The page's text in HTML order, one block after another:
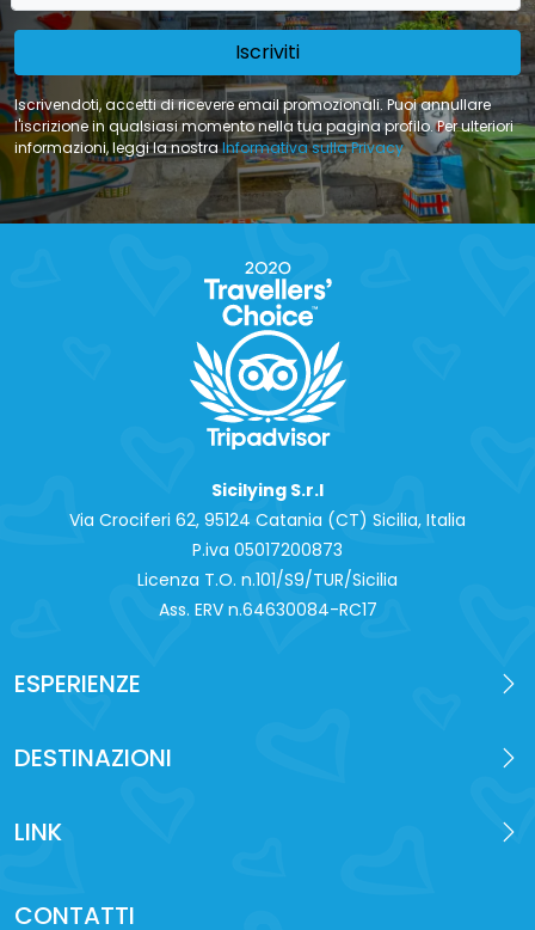
Iscriviti
Iscrivendoti, accetti di ricevere email promozionali. Puoi annullare
l'iscrizione in qualsiasi momento nella tua pagina profilo. Per ulteriori
informazioni, leggi la nostraInformativa sulla Privacy
Sicilying S.r.l
Via Crociferi 62, 95124 Catania (CT) Sicilia, Italia
P.iva 0‍5017200873
Licenza T.O. n.101/S9/TUR/Sicilia
Ass. ERV n.64630084-RC17
ESPERIENZE
DESTINAZIONI
LINK
CONTATTI